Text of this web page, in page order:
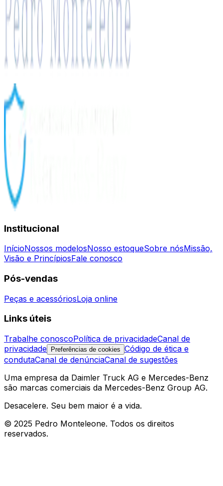
Institucional
InícioNossos modelosNosso estoqueSobre nósMissão,
Visão e PrincípiosFale conosco
Pós-vendas
Peças e acessóriosLoja online
Links úteis
Trabalhe conoscoPolítica de privacidadeCanal de
privacidade
Preferências de cookies Código de ética e
condutaCanal de denúnciaCanal de sugestões
Uma empresa da Daimler Truck AG e Mercedes-Benz
são marcas comerciais da Mercedes-Benz Group AG.
Desacelere. Seu bem maior é a vida.
© 2025 Pedro Monteleone. Todos os direitos
reservados.